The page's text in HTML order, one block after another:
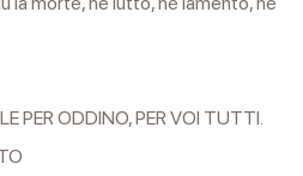
PER ODDINO, PER VOI TUTTI.